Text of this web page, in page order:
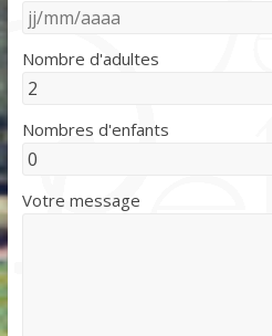
Nombre d'adultes
Nombres d'enfants
Votre message